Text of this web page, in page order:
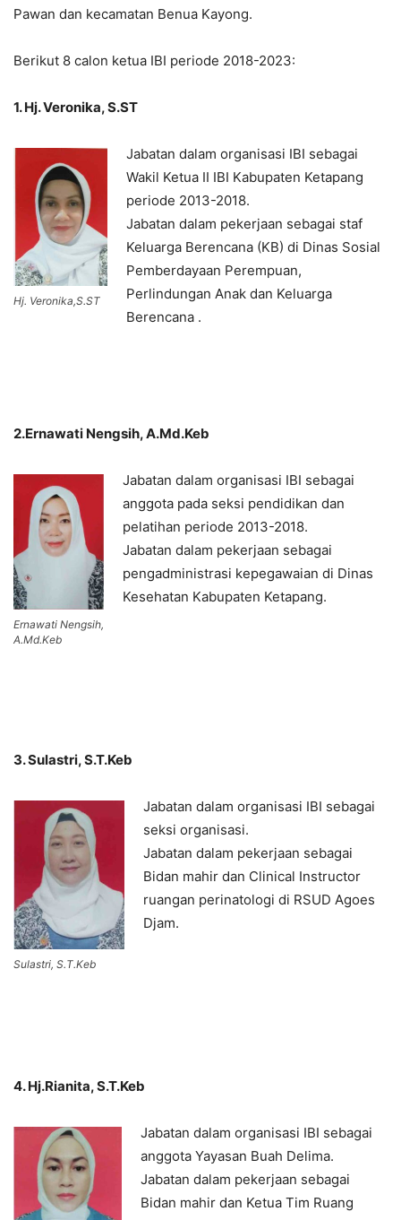
Pawan dan kecamatan Benua Kayong.
Berikut 8 calon ketua IBI periode 2018-2023:
1. Hj. Veronika, S.ST
Hj. Veronika,S.ST
Jabatan dalam organisasi IBI sebagai
Wakil Ketua II IBI Kabupaten Ketapang
periode 2013-2018.
Jabatan dalam pekerjaan sebagai staf
Keluarga Berencana (KB) di Dinas Sosial
Pemberdayaan Perempuan,
Perlindungan Anak dan Keluarga
Berencana .
2.Ernawati Nengsih, A.Md.Keb
Ernawati Nengsih,
A.Md.Keb
Jabatan dalam organisasi IBI sebagai
anggota pada seksi pendidikan dan
pelatihan periode 2013-2018.
Jabatan dalam pekerjaan sebagai
pengadministrasi kepegawaian di Dinas
Kesehatan Kabupaten Ketapang.
3. Sulastri, S.T.Keb
Sulastri, S.T.Keb
Jabatan dalam organisasi IBI sebagai
seksi organisasi.
Jabatan dalam pekerjaan sebagai
Bidan mahir dan Clinical Instructor
ruangan perinatologi di RSUD Agoes
Djam.
4. Hj.Rianita, S.T.Keb
Jabatan dalam organisasi IBI sebagai
anggota Yayasan Buah Delima.
Jabatan dalam pekerjaan sebagai
Bidan mahir dan Ketua Tim Ruang